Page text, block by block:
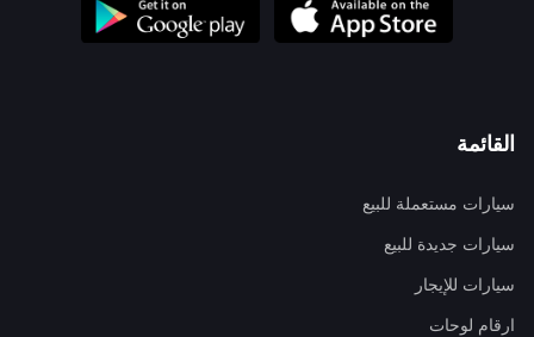
القائمة
سيارات مستعملة للبيع
سيارات جديدة للبيع
سيارات للإيجار
ارقام لوحات